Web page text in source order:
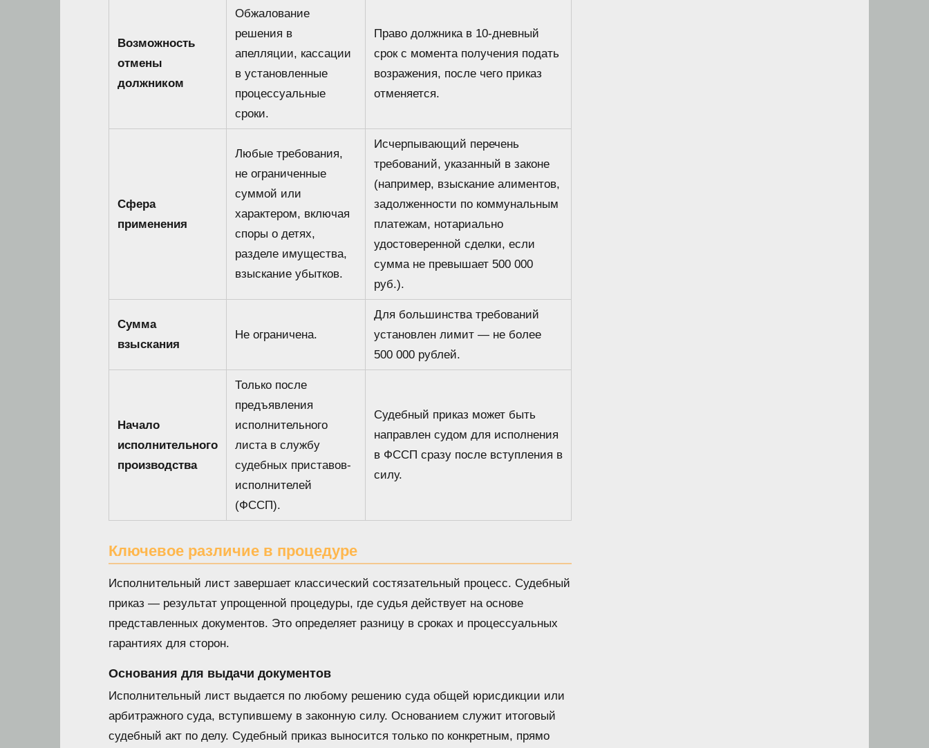
Возможность
отмены
должником
Обжалование
решения в
апелляции, кассации
в установленные
процессуальные
сроки.
Право должника в 10-дневный
срок с момента получения подать
возражения, после чего приказ
отменяется.
Сфера
применения
Любые требования,
не ограниченные
суммой или
характером, включая
споры о детях,
разделе имущества,
взыскание убытков.
Исчерпывающий перечень
требований, указанный в законе
(например, взыскание алиментов,
задолженности по коммунальным
платежам, нотариально
удостоверенной сделки, если
сумма не превышает 500 000
руб.).
Сумма
взыскания
Не ограничена.
Для большинства требований
установлен лимит — не более
500 000 рублей.
Начало
исполнительного
производства
Только после
предъявления
исполнительного
листа в службу
судебных приставов-
исполнителей
(ФССП).
Судебный приказ может быть
направлен судом для исполнения
в ФССП сразу после вступления в
силу.
Ключевое различие в процедуре
Исполнительный лист завершает классический состязательный процесс. Судебный
приказ — результат упрощенной процедуры, где судья действует на основе
представленных документов. Это определяет разницу в сроках и процессуальных
гарантиях для сторон.
Основания для выдачи документов
Исполнительный лист выдается по любому решению суда общей юрисдикции или
арбитражного суда, вступившему в законную силу. Основанием служит итоговый
судебный акт по делу. Судебный приказ выносится только по конкретным, прямо